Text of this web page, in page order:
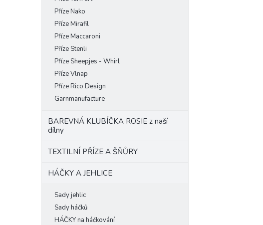
Příze Nako
Příze Mirafil
Příze Maccaroni
Příze Stenli
Příze Sheepjes - Whirl
Příze Vlnap
Příze Rico Design
Garnmanufacture
BAREVNÁ KLUBÍČKA ROSIE z naší
dílny
TEXTILNÍ PŘÍZE A ŠŇŮRY
HÁČKY A JEHLICE
Sady jehlic
Sady háčků
HÁČKY na háčkování